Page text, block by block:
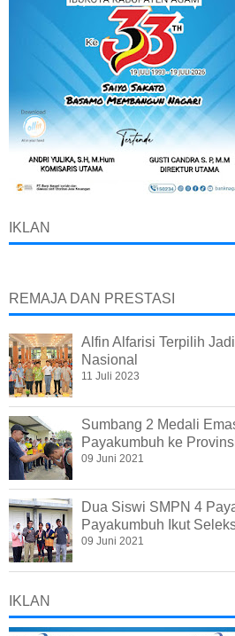
IKLAN
REMAJA DAN PRESTASI
Alfin Alfarisi Terpilih
Nasional
11 Juli 2023
Sumbang 2 Medali
Payakumbuh ke
09 Juni 2021
Dua Siswi SMPN 4
Payakumbuh Ikut
09 Juni 2021
IKLAN